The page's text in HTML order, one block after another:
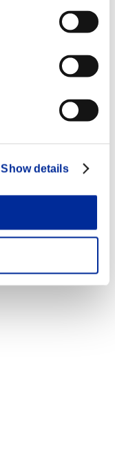
Show details